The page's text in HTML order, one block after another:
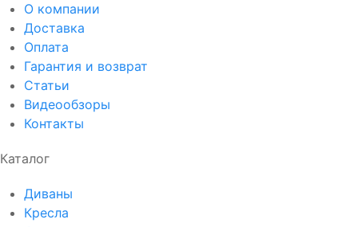
О компании
Доставка
Оплата
Гарантия и возврат
Статьи
Видеообзоры
Контакты
Каталог
Диваны
Кресла